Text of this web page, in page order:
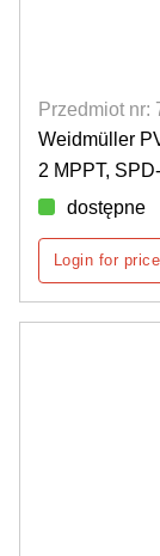
Przedmiot nr:
Weidmüller
2 MPPT,
dostępne
Login for